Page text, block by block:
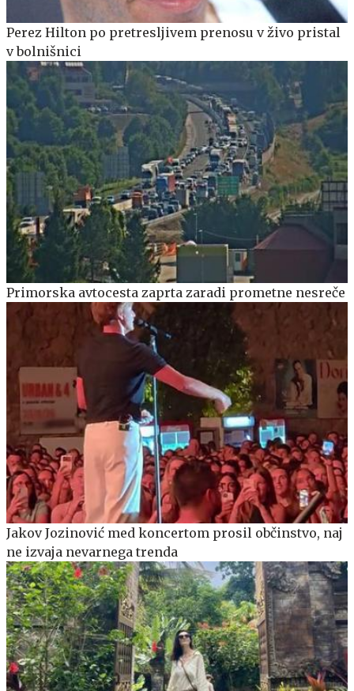
Perez Hilton po pretresljivem prenosu v živo pristal
v bolnišnici
Primorska avtocesta zaprta zaradi prometne nesreče
Jakov Jozinović med koncertom prosil občinstvo, naj
ne izvaja nevarnega trenda